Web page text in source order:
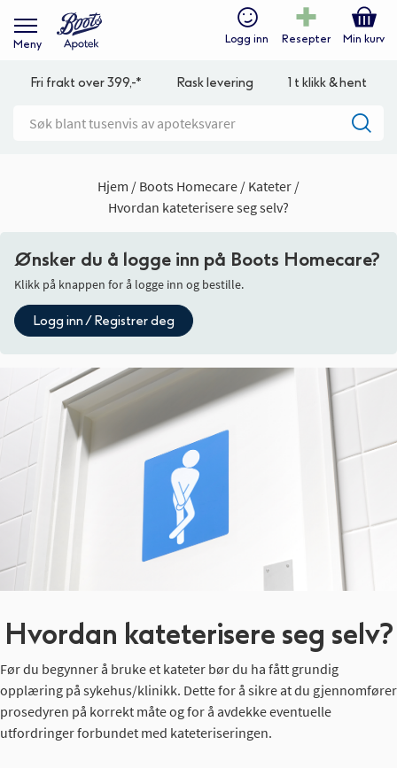
Meny Logg inn Resepter Min kurv
Fri frakt over 399,-* Rask levering 1 t klikk & hent
Hjem Boots Homecare
Kateter
Hvordan kateterisere seg selv?
Ønsker du å logge inn på Boots Homecare?
Klikk på knappen for å logge inn og bestille.
Logg inn / Registrer deg
Hvordan kateterisere seg selv?
Før du begynner å bruke et kateter bør du ha fått grundig
opplæring på sykehus/klinikk. Dette for å sikre at du gjennomfører
prosedyren på korrekt måte og for å avdekke eventuelle
utfordringer forbundet med kateteriseringen.